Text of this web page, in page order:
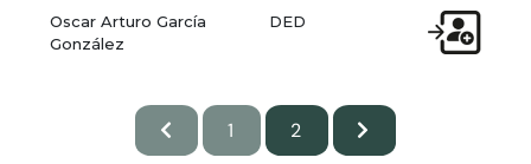
Oscar Arturo García
González
DED
1 2